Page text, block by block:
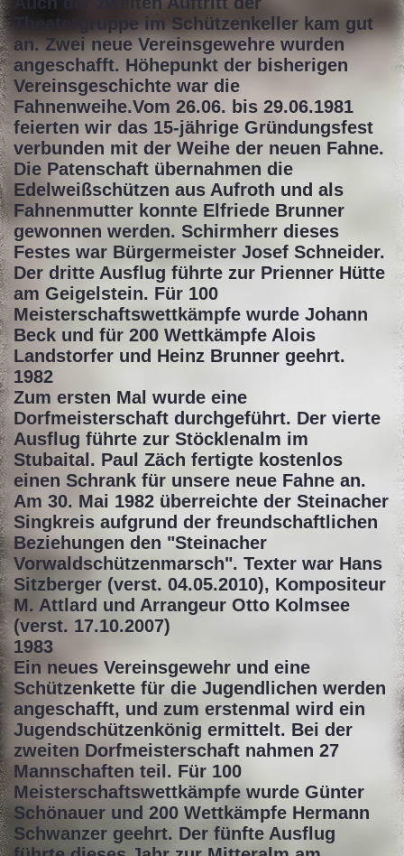
Theatergruppe im Schützenkeller kam gut
an. Zwei neue Vereinsgewehre wurden
angeschafft. Höhepunkt der bisherigen
Vereinsgeschichte war die
Fahnenweihe.Vom 26.06. bis 29.06.1981
feierten wir das 15-jährige Gründungsfest
verbunden mit der Weihe der neuen Fahne.
Die Patenschaft übernahmen die
Edelweißschützen aus Aufroth und als
Fahnenmutter konnte Elfriede Brunner
gewonnen werden. Schirmherr dieses
Festes war Bürgermeister Josef Schneider.
Der dritte Ausflug führte zur Prienner Hütte
am Geigelstein. Für 100
Meisterschaftswettkämpfe wurde Johann
Beck und für 200 Wettkämpfe Alois
Landstorfer und Heinz Brunner geehrt.
1982
Zum ersten Mal wurde eine
Dorfmeisterschaft durchgeführt. Der vierte
Ausflug führte zur Stöcklenalm im
Stubaital. Paul Zäch fertigte kostenlos
einen Schrank für unsere neue Fahne an.
Am 30. Mai 1982 überreichte der Steinacher
Singkreis aufgrund der freundschaftlichen
Beziehungen den "Steinacher
Vorwaldschützenmarsch". Texter war Hans
Sitzberger (verst. 04.05.2010), Kompositeur
M. Attlard und Arrangeur Otto Kolmsee
(verst. 17.10.2007)
1983
Ein neues Vereinsgewehr und eine
Schützenkette für die Jugendlichen werden
angeschafft, und zum erstenmal wird ein
Jugendschützenkönig ermittelt. Bei der
zweiten Dorfmeisterschaft nahmen 27
Mannschaften teil. Für 100
Meisterschaftswettkämpfe wurde Günter
Schönauer und 200 Wettkämpfe Hermann
Schwanzer geehrt. Der fünfte Ausflug